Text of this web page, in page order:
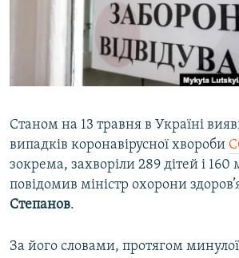
ДЕПОРТАЦІЯ
ВІДЕОУРОКИ «ELIFBE»
СВІДЧЕННЯ ОКУПАЦІЇ
ЯК ОБІЙТИ БЛОКУВАННЯ
Qırımtatar
Усі сайти RFE/RL
Станом на 13 травня в Україні
випадків коронавірусної хвороби
зокрема, захворіли 289 дітей і
повідомив міністр охорони
Степанов.
За його словами, протягом